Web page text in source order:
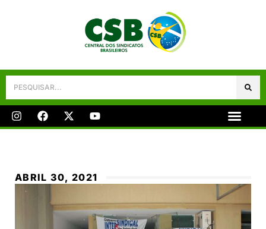
ABRIL 30, 2021